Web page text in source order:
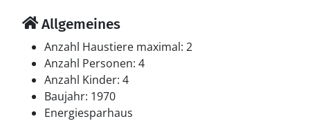
Allgemeines
Anzahl Haustiere maximal: 2
Anzahl Personen: 4
Anzahl Kinder: 4
Baujahr: 1970
Energiesparhaus